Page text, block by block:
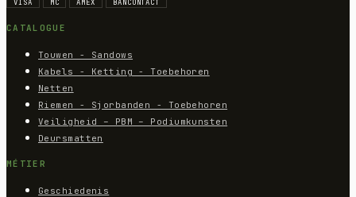
VISA MC AMEX BANCONTACT
CATALOGUE
Touwen - Sandows
Kabels - Ketting - Toebehoren
Netten
Riemen - Sjorbanden - Toebehoren
Veiligheid – PBM – Podiumkunsten
Deursmatten
MÉTIER
Geschiedenis